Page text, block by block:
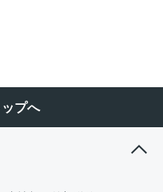
プへ